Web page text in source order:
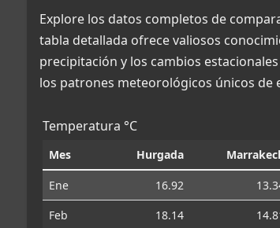
Explore los datos completos de
tabla detallada ofrece valiosos
precipitación y los cambios
los patrones meteorológicos únicos de
Temperatura °C
Mes Hurgada
Ene 16.92
Feb
18.14